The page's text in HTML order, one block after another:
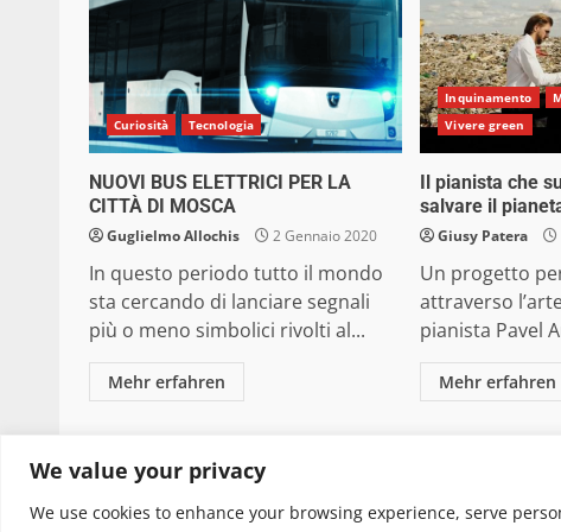
We value your privacy
We use cookies to enhance your browsing experience, serve
Curiosità Tecnologia
NUOVI BUS ELETTRICI PER LA
CITTÀ DI MOSCA
Guglielmo Allochis 2 Gennaio 2020
In questo periodo tutto il mondo
sta cercando di lanciare segnali
più o meno simbolici rivolti al...
Mehr erfahren
Inquinamento
Vivere green
Il pianista che
salvare il
Giusy Patera
Un progetto
attraverso
pianista Pavel
Mehr erfahren
Copyright © 2025 Biopianeta.it proprietà di Jws
quanto viene aggiornato senza alcuna